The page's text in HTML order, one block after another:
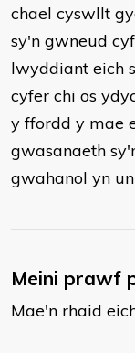
chael cyswllt
sy'n gwneud
lwyddiant eich
cyfer chi os
y ffordd y mae
gwasanaeth
gwahanol yn
Meini prawf
Mae'n rhaid